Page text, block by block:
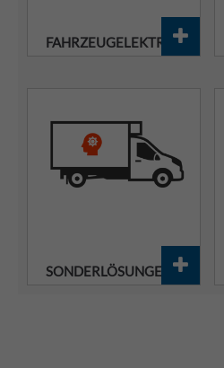
FAHRZEUGELEKTRIK
SONDERLÖSUNGEN